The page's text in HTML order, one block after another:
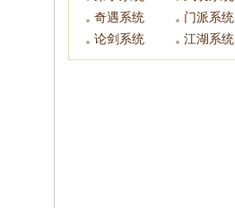
奇遇系统
门派系统
论剑系统
江湖系统